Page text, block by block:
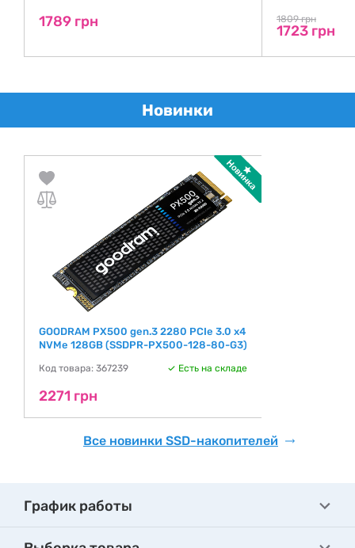
1789 грн 1809 грн
1723 грн
Новинки
GOODRAM PX500 gen.3 2280 PCIe 3.0 x4
NVMe 128GB (SSDPR-PX500-128-80-G3)
Код товара: 367239 Есть на складе
2271 грн
Все новинки SSD-накопителей
График работы